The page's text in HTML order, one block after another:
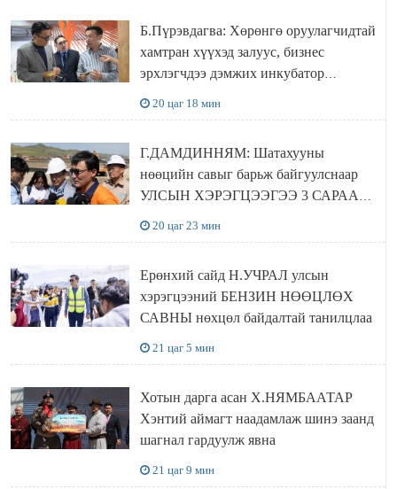
Б.Пүрэвдагва: Хөрөнгө оруулагчидтай
хамтран хүүхэд залуус, бизнес
эрхлэгчдээ дэмжих инкубатор
20 цаг 18 мин
Г.ДАМДИННЯМ: Шатахууны
нөөцийн савыг барьж байгуулснаар
УЛСЫН ХЭРЭГЦЭЭГЭЭ 3 САРААР
20 цаг 23 мин
Ерөнхий сайд Н.УЧРАЛ улсын
хэрэгцээний БЕНЗИН НӨӨЦЛӨХ
САВНЫ нөхцөл байдалтай танилцлаа
21 цаг 5 мин
Хотын дарга асан Х.НЯМБААТАР
Хэнтий аймагт наадамлаж шинэ заанд
шагнал гардуулж явна
21 цаг 9 мин